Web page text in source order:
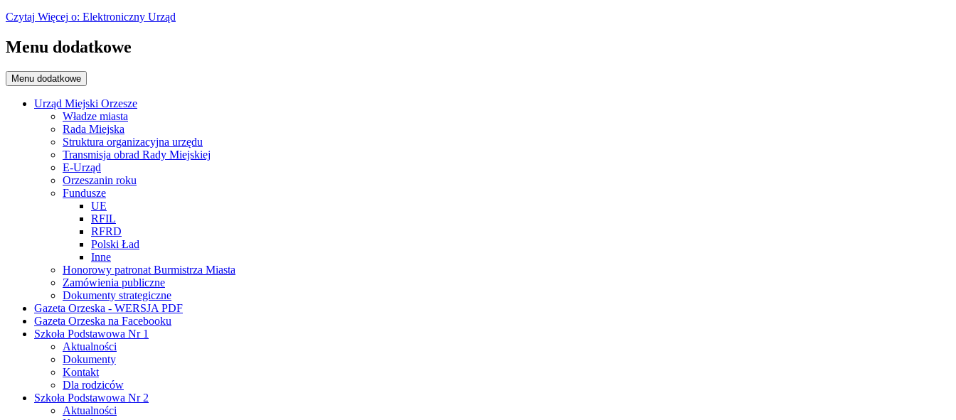
Czytaj Więcej o: Elektroniczny Urząd
Menu dodatkowe
Menu dodatkowe
Urząd Miejski Orzesze
Władze miasta
Rada Miejska
Struktura organizacyjna urzędu
Transmisja obrad Rady Miejskiej
E-Urząd
Orzeszanin roku
Fundusze
UE
RFIL
RFRD
Polski Ład
Inne
Honorowy patronat Burmistrza Miasta
Zamówienia publiczne
Dokumenty strategiczne
Gazeta Orzeska - WERSJA PDF
Gazeta Orzeska na Facebooku
Szkoła Podstawowa Nr 1
Aktualności
Dokumenty
Kontakt
Dla rodziców
Szkoła Podstawowa Nr 2
Aktualności